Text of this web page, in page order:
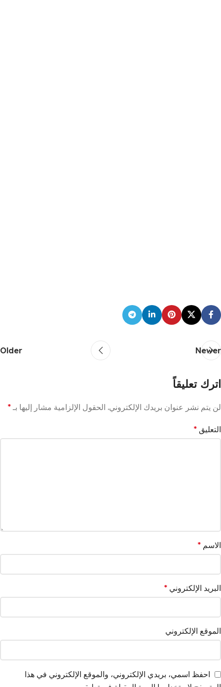
Newer
Older
اترك تعليقاً
لن يتم نشر عنوان بريدك الإلكتروني. الحقول الإلزامية مشار إليها بـ *
التعليق *
الاسم *
البريد الإلكتروني *
الموقع الإلكتروني
احفظ اسمي، بريدي الإلكتروني، والموقع الإلكتروني في هذا